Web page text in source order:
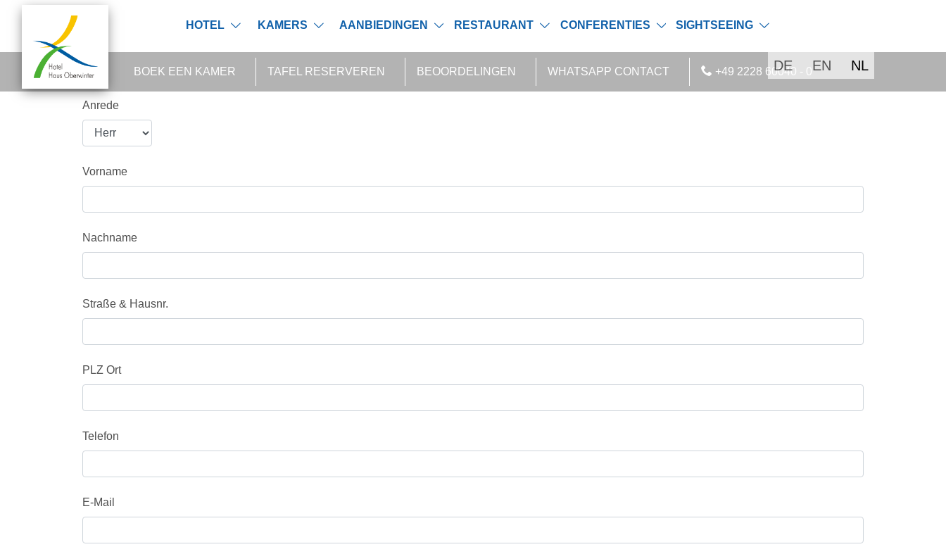
HOTEL KAMERS AANBIEDINGEN RESTAURANT CONFERENTIES SIGHTSEEING
DE EN NL
BOEK EEN KAMER TAFEL RESERVEREN BEOORDELINGEN WHATSAPP CONTACT +49 2228 60040 - 0
Anrede
Vorname
Nachname
Straße & Hausnr.
PLZ Ort
Telefon
E-Mail